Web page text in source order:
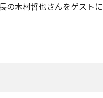
木村哲也さんをゲストに